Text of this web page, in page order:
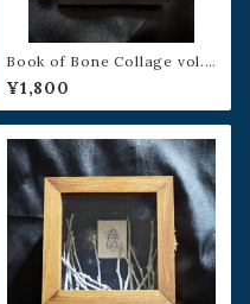
Book of Bone Collage vol.3
／山本佳世
¥1,800